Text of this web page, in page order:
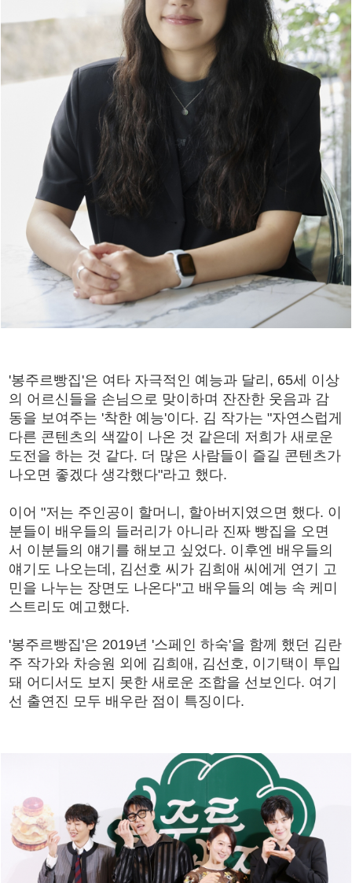
'봉주르빵집'은 여타 자극적인 예능과 달리, 65세 이상
의 어르신들을 손님으로 맞이하며 잔잔한 웃음과 감
동을 보여주는 '착한 예능'이다. 김 작가는 "자연스럽게
다른 콘텐츠의 색깔이 나온 것 같은데 저희가 새로운
도전을 하는 것 같다. 더 많은 사람들이 즐길 콘텐츠가
나오면 좋겠다 생각했다"라고 했다.
이어 "저는 주인공이 할머니, 할아버지였으면 했다. 이
분들이 배우들의 들러리가 아니라 진짜 빵집을 오면
서 이분들의 얘기를 해보고 싶었다. 이후엔 배우들의
얘기도 나오는데, 김선호 씨가 김희애 씨에게 연기 고
민을 나누는 장면도 나온다"고 배우들의 예능 속 케미
스트리도 예고했다.
'봉주르빵집'은 2019년 '스페인 하숙'을 함께 했던 김란
주 작가와 차승원 외에 김희애, 김선호, 이기택이 투입
돼 어디서도 보지 못한 새로운 조합을 선보인다. 여기
선 출연진 모두 배우란 점이 특징이다.